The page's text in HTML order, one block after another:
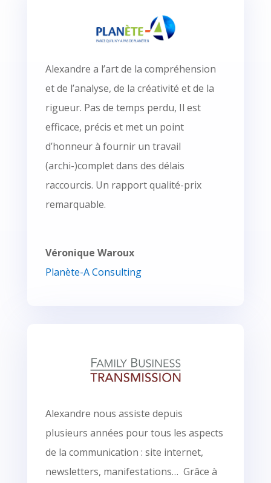
Alexandre a l’art de la compréhension
et de l’analyse, de la créativité et de la
rigueur. Pas de temps perdu, Il est
efficace, précis et met un point
d’honneur à fournir un travail
(archi-)complet dans des délais
raccourcis. Un rapport qualité-prix
remarquable.
Véronique Waroux
Planète-A Consulting
Alexandre nous assiste depuis
plusieurs années pour tous les aspects
de la communication : site internet,
newsletters, manifestations… Grâce à